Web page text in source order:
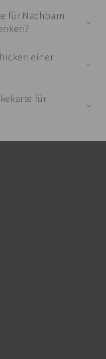
für Nachbarn
einer
für